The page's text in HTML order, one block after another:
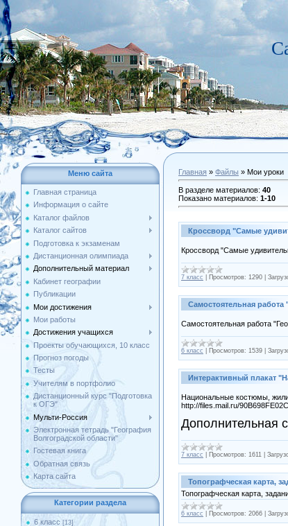
Меню сайта
Главная страница
Информация о сайте
Каталог файлов
Каталог сайтов
Подготовка к экзаменам
Дистанционная олимпиада
Дополнительный материал
Кабинет географии
Публикации
Мои достижения
Мои работы
Достижения учащихся
Проекты обучающихся, 10 класс
Прогноз погоды
Тесты
Учителям в портфолио
Дистанционный курс "Подготовка
к ОГЭ"
Мульти-Россия
Электронная тетрадь "География
Волгоградской области"
Гостевая книга
Обратная связь
Карта сайта
Категории раздела
6 класс [13]
Главная » Файлы » Мои уроки
В разделе материалов: 40
Показано материалов: 1-10
Кроссворд "Самые
Кроссворд "Самые
7 класс Просмотров: 1290
Самостоятельная
Самостоятельная работа
6 класс Просмотров: 1539
Интерактивный плакат
Национальные костюмы,
http://files.mail.ru/
Дополнительная
7 класс Просмотров: 1611
Топографческая карта,
Топографческая карта,
6 класс Просмотров: 2066